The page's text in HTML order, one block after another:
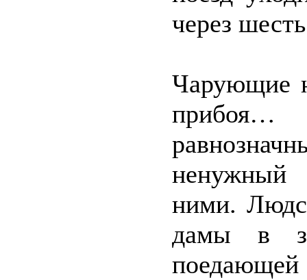
через
Чарующие
ненужный
ними.
дамы в